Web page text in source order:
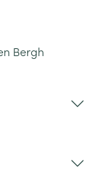
Bergh